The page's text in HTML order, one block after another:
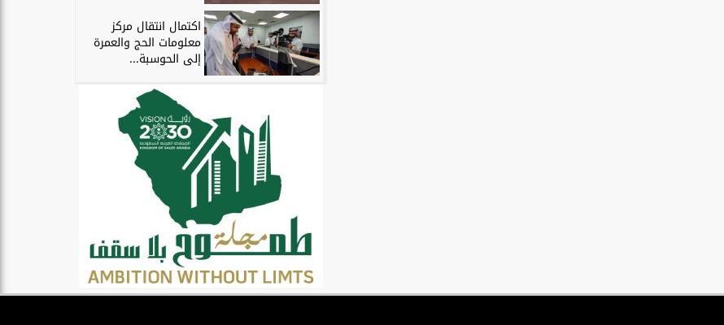
اكتمال انتقال مركز
معلومات الحج والعمرة
إلى الحوسبة...